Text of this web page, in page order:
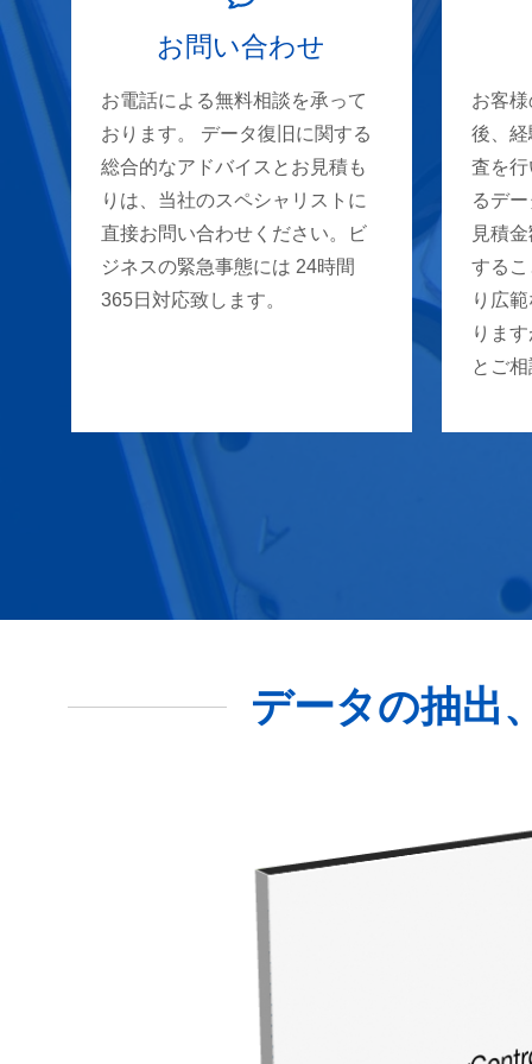
お問い合わせ
お電話による無料相談を承って
おります。 データ復旧に関する
総合的なアドバイスとお見積も
りは、当社のスペシャリストに
直接お問い合わせください。ビ
ジネスの緊急事態には 24時間
365日対応致します。
お客
後、
査を
るデ
見積
する
り広
りま
とご
データの抽出